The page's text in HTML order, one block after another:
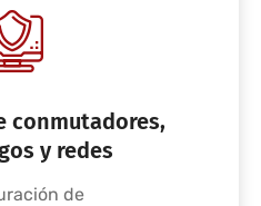
conmutadores,
y redes
de